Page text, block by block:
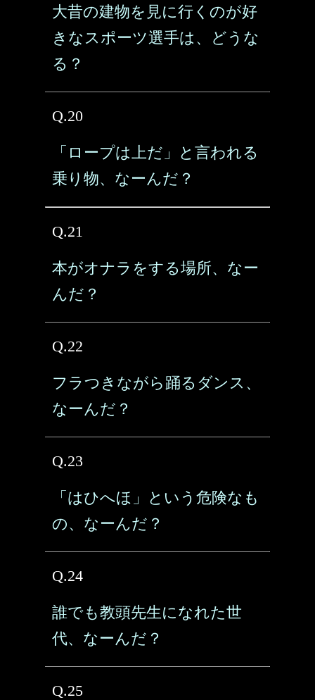
大昔の建物を見に行くのが好
きなスポーツ選手は、どうな
る？
Q.20
「ロープは上だ」と言われる
乗り物、なーんだ？
Q.21
本がオナラをする場所、なー
んだ？
Q.22
フラつきながら踊るダンス、
なーんだ？
Q.23
「はひへほ」という危険なも
の、なーんだ？
Q.24
誰でも教頭先生になれた世
代、なーんだ？
Q.25